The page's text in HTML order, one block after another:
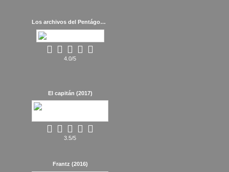
Los archivos del Pentágono (2017)
4.0/5
El capitán (2017)
3.5/5
Frantz (2016)